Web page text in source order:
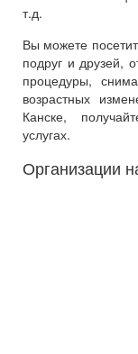
т.д.
Вы можете
подруг и друзей,
процедуры,
возрастных
Канске,
услугах.
Организации